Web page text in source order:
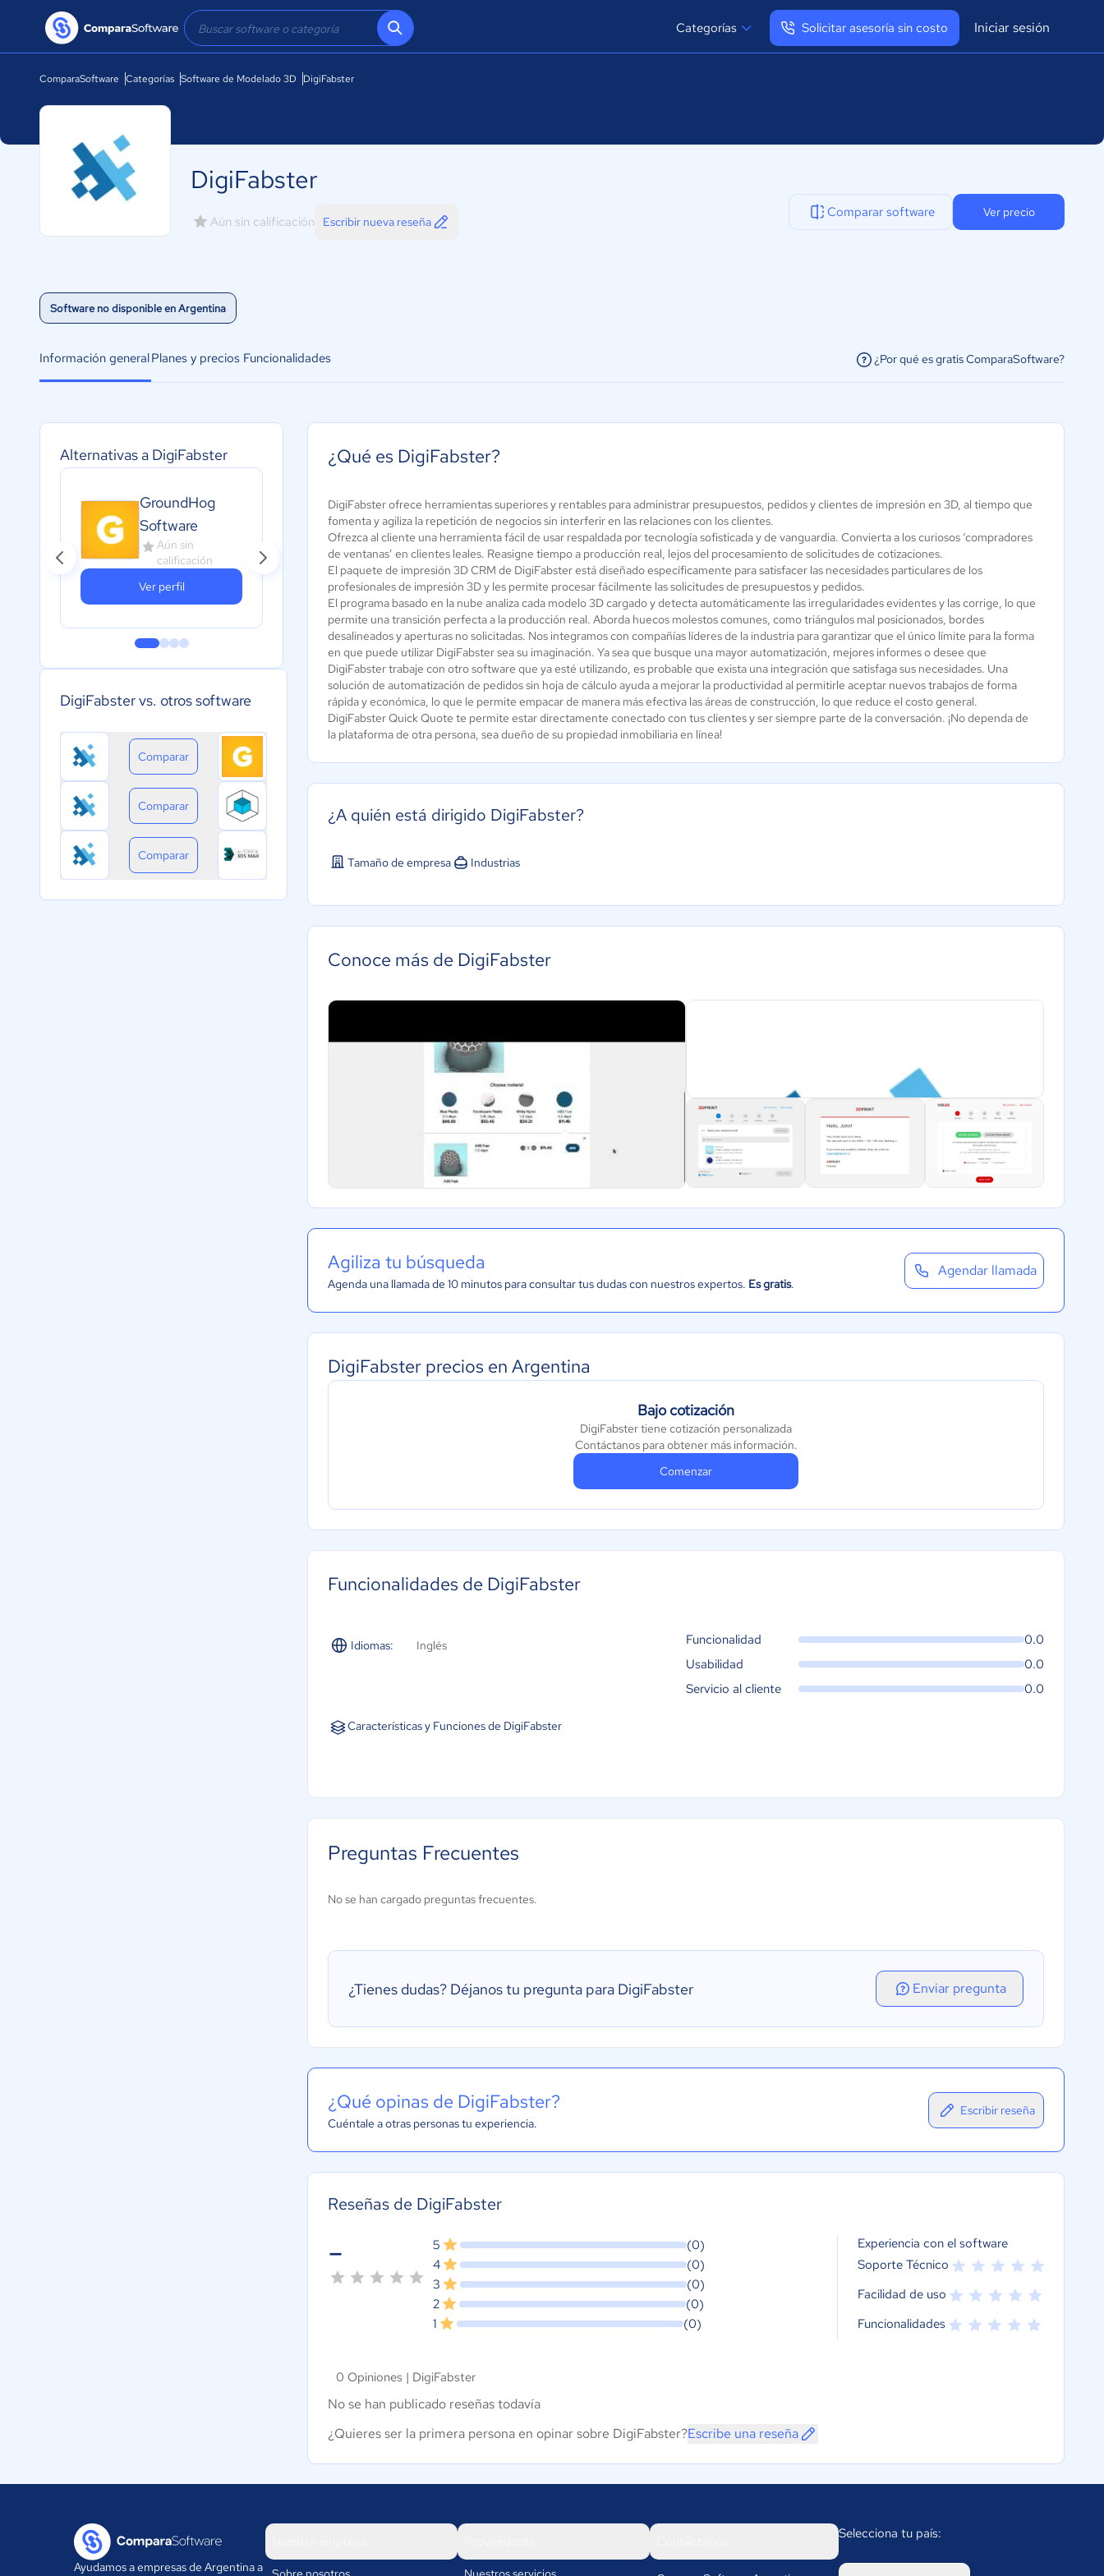
Categorías Solicitar asesoría sin costo Iniciar sesión
ComparaSoftware Categorías Software de Modelado 3D DigiFabster
DigiFabster
Aún sin calificación Escribir nueva reseña
Comparar software Ver precio
Software no disponible en Argentina
Información generalPlanes y precios Funcionalidades ¿Por qué es gratis ComparaSoftware?
Alternativas a DigiFabster
GroundHog
Software
Aún sin
calificación
Ver perfil
Lookiar
Aún sin
calificación
3ds Max de
AutoDesk
0 / 5
AutoCAD
Modelado 3D
0 / 5
DigiFabster vs. otros software
Comparar
Comparar
Comparar
¿Qué es DigiFabster?
DigiFabster ofrece herramientas superiores y rentables para administrar presupuestos, pedidos y clientes de impresión en 3D, al tiempo que
fomenta y agiliza la repetición de negocios sin interferir en las relaciones con los clientes.
Ofrezca al cliente una herramienta fácil de usar respaldada por tecnología sofisticada y de vanguardia. Convierta a los curiosos ‘compradores
de ventanas’ en clientes leales. Reasigne tiempo a producción real, lejos del procesamiento de solicitudes de cotizaciones.
El paquete de impresión 3D CRM de DigiFabster está diseñado específicamente para satisfacer las necesidades particulares de los
profesionales de impresión 3D y les permite procesar fácilmente las solicitudes de presupuestos y pedidos.
El programa basado en la nube analiza cada modelo 3D cargado y detecta automáticamente las irregularidades evidentes y las corrige, lo que
permite una transición perfecta a la producción real. Aborda huecos molestos comunes, como triángulos mal posicionados, bordes
desalineados y aperturas no solicitadas. Nos integramos con compañías líderes de la industria para garantizar que el único límite para la forma
en que puede utilizar DigiFabster sea su imaginación. Ya sea que busque una mayor automatización, mejores informes o desee que
DigiFabster trabaje con otro software que ya esté utilizando, es probable que exista una integración que satisfaga sus necesidades. Una
solución de automatización de pedidos sin hoja de cálculo ayuda a mejorar la productividad al permitirle aceptar nuevos trabajos de forma
rápida y económica, lo que le permite empacar de manera más efectiva las áreas de construcción, lo que reduce el costo general.
DigiFabster Quick Quote te permite estar directamente conectado con tus clientes y ser siempre parte de la conversación. ¡No dependa de
la plataforma de otra persona, sea dueño de su propiedad inmobiliaria en línea!
¿A quién está dirigido DigiFabster?
Tamaño de empresa Industrias
Conoce más de DigiFabster
Agiliza tu búsqueda
Agenda una llamada de 10 minutos para consultar tus dudas con nuestros expertos. Es gratis.
Agendar llamada
DigiFabster precios en Argentina
Bajo cotización
DigiFabster tiene cotización personalizada
Contáctanos para obtener más información.
Comenzar
Funcionalidades de DigiFabster
Idiomas: Inglés Funcionalidad
0.0
Usabilidad
0.0
Servicio al cliente
0.0
Características y Funciones de DigiFabster
Preguntas Frecuentes
No se han cargado preguntas frecuentes.
¿Tienes dudas? Déjanos tu pregunta para DigiFabster Enviar pregunta
¿Qué opinas de DigiFabster?
Cuéntale a otras personas tu experiencia.
Escribir reseña
Reseñas de DigiFabster
- 5
(0)
4
(0)
3
(0)
2
(0)
1
(0)
Experiencia con el software
Soporte Técnico
Facilidad de uso
Funcionalidades
0 Opiniones | DigiFabster
No se han publicado reseñas todavía
¿Quieres ser la primera persona en opinar sobre DigiFabster?Escribe una reseña
Ayudamos a empresas de Argentina a
Selecciona tu país: